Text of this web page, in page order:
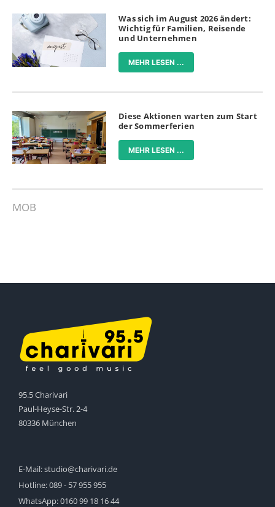
Was sich im August 2026 ändert:
Wichtig für Familien, Reisende
und Unternehmen
MEHR LESEN ...
Diese Aktionen warten zum Start
der Sommerferien
MEHR LESEN ...
MOB
95.5 Charivari
Paul-Heyse-Str. 2-4
80336 München
E-Mail:studio@charivari.de
Hotline:089 - 57 955 955
WhatsApp:0160 99 18 16 44